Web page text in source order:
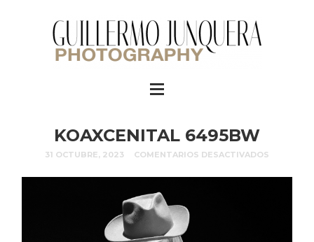
KOAXCENITAL 6495BW
31 OCTUBRE, 2023 COMENTARIOS DESACTIVADOS